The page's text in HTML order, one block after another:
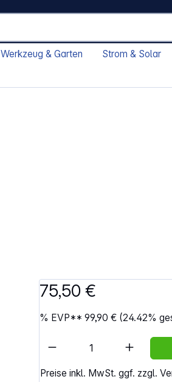
Werkzeug & Garten Strom & Solar
75,50 €
% EVP**99,90 € (24.42%
Preise inkl. MwSt. ggf. zzgl.
Artikel Anzahl: